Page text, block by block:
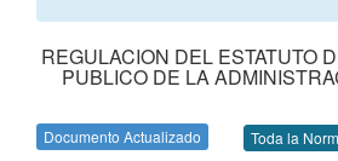
REGULACION DEL ESTATUTO
PUBLICO DE LA
Documento Actualizado Toda la